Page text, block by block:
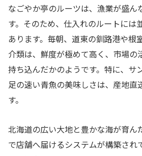
なごやか亭のルーツは、漁業が盛ん
す。そのため、仕入れのルートには
あります。毎朝、道東の釧路港や根
介類は、鮮度が極めて高く、市場の
持ち込んだかのようです。特に、サ
足の速い青魚の美味しさは、産地直
す。
北海道の広い大地と豊かな海が育ん
で店舗へ届けるシステムが構築され